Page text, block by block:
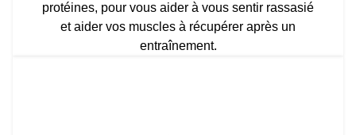
protéines, pour vous aider à vous sentir rassasié
et aider vos muscles à récupérer après un
entraînement.